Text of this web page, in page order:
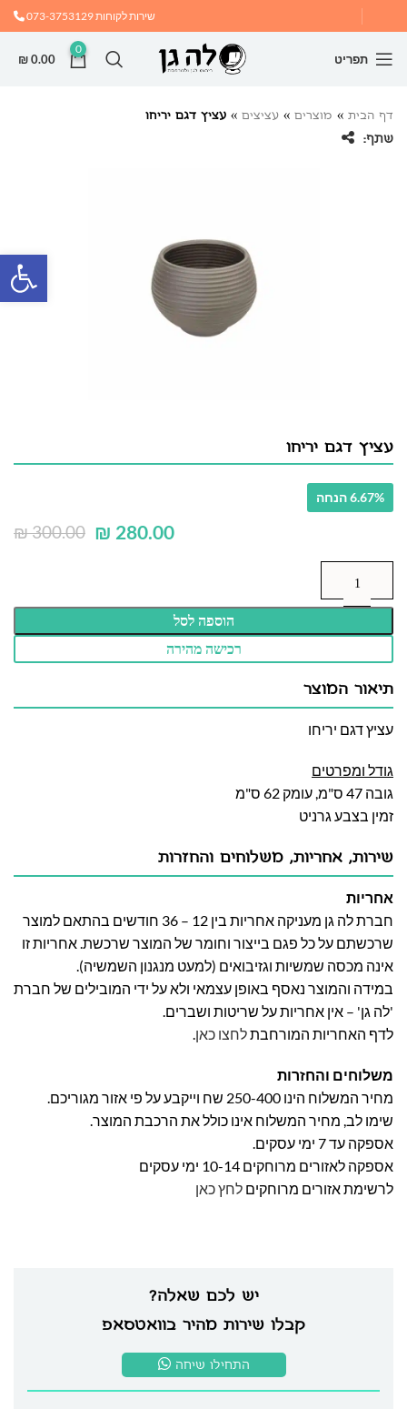
שירות לקוחות073-3753129
תפריט
0
₪0.00
דף הבית » מוצרים » עציצים » עציץ דגם יריחו
שתף:
עציץ דגם יריחו
6.67% הנחה
₪300.00 ₪ 280.00
הוספה לסל
רכישה מהירה
תיאור המוצר
עציץ דגם יריחו
גודל ומפרטים
גובה 47 ס"מ, עומק 62 ס"מ
זמין בצבע גרניט
יש לכם שאלה?
קבלו שירות מהיר בוואטסאפ
התחילו שיחה
שירות, אחריות, משלוחים והחזרות
אחריות
חברת לה גן מעניקה אחריות בין 12 – 36 חודשים בהתאם למוצר
שרכשתם על כל פגם בייצור וחומר של המוצר שרכשת. אחריות זו
אינה מכסה שמשיות וגזיבואים (למעט מנגנון השמשיה).
במידה והמוצר נאסף באופן עצמאי ולא על ידי המובילים של חברת
'לה גן' – אין אחריות על שריטות ושברים.
לדף האחריות המורחבתלחצו כאן.
משלוחים והחזרות
מחיר המשלוח הינו 250-400 שח וייקבע על פי אזור מגוריכם.
שימו לב, מחיר המשלוח אינו כולל את הרכבת המוצר.
אספקה עד 7 ימי עסקים.
אספקה לאזורים מרוחקים 10-14 ימי עסקים
לרשימת אזורים מרוחקים לחץ כאן